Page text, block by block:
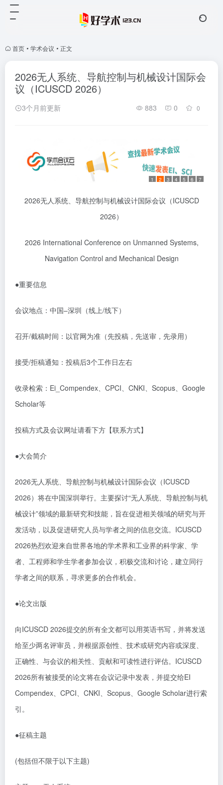
首页 • 学术会议 • 正文
2026无人系统、导航控制与机械设计国际会
议（ICUSCD 2026）
3个月前更新 883 0 0
1 2 3 4 5 6 7
2026无人系统、导航控制与机械设计国际会议（ICUSCD
2026）
2026 International Conference on Unmanned Systems,
Navigation Control and Mechanical Design
●重要信息
会议地点：中国–深圳（线上/线下）
召开/截稿时间：以官网为准（先投稿，先送审，先录用）
接受/拒稿通知：投稿后3个工作日左右
收录检索： Ei_Compendex、 CPCI、 CNKI、 Scopus、 Google
Scholar等
投稿方式及会议网址请看下方【联系方式】
●大会简介
2026无人系统、导航控制与机械设计国际会议（ICUSCD
2026）将在中国深圳举行。主要探讨“无人系统、导航控制与机
械设计”领域的最新研究和技能，旨在促进相关领域的研究与开
发活动，以及促进研究人员与学者之间的信息交流。ICUSCD
2026热烈欢迎来自世界各地的学术界和工业界的科学家、学
者、工程师和学生学者参加会议，积极交流和讨论，建立同行
学者之间的联系，寻求更多的合作机会。
●论文出版
向ICUSCD 2026提交的所有全文都可以用英语书写，并将发送
给至少两名评审员，并根据原创性、技术或研究内容或深度、
正确性、与会议的相关性、贡献和可读性进行评估。 ICUSCD
2026所有被接受的论文将在会议记录中发表，并提交给EI
Compendex、 CPCI、 CNKI、 Scopus、 Google Scholar进行索
引。
●征稿主题
(包括但不限于以下主题)